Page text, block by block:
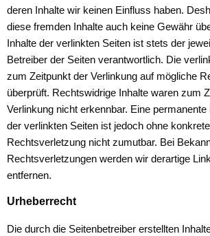
deren Inhalte wir keinen Einfluss haben.
diese fremden Inhalte auch keine Gewähr
Inhalte der verlinkten Seiten ist stets der
Betreiber der Seiten verantwortlich. Die
zum Zeitpunkt der Verlinkung auf mögliche
überprüft. Rechtswidrige Inhalte waren zum
Verlinkung nicht erkennbar. Eine
der verlinkten Seiten ist jedoch ohne
Rechtsverletzung nicht zumutbar. Bei
Rechtsverletzungen werden wir derartige
entfernen.
Urheberrecht
Die durch die Seitenbetreiber erstellten